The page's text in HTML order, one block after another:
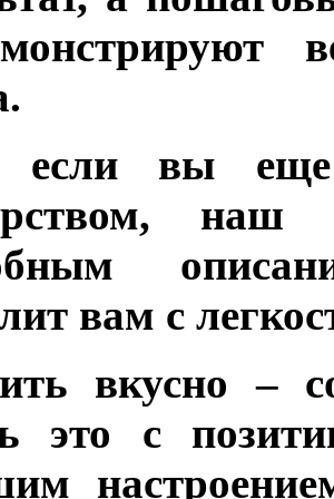
если вы еще
вам с
вкусно –
это с